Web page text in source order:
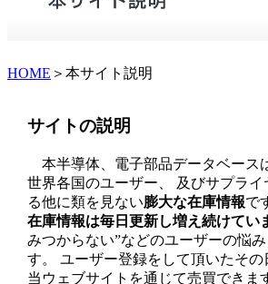
HOME ＞本サイト説明
サイトの説明
本半導体、電子部品データベース
世界各国のユーザー、 及びサプラ
る他に類を見ない膨大な在庫情報で
在庫情報は毎日更新し増え続けてい
みつからない”などのユーザーの悩
す。 ユーザー登録をして頂いたその
当ウェブサイトを通じて売買できま